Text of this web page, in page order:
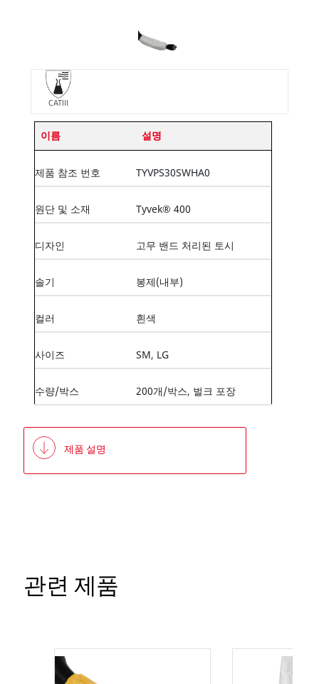
CATIII
이름 설명
제품 참조 번호 TYVPS30SWHA0
원단 및 소재 Tyvek® 400
디자인 고무 밴드 처리된 토시
솔기 봉제(내부)
컬러 흰색
사이즈 SM, LG
수량/박스 200개/박스, 벌크 포장
제품 설명
관련 제품